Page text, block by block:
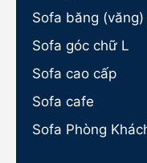
Sofa băng (văng)
Sofa góc chữ L
Sofa cao cấp
Sofa cafe
Sofa Phòng